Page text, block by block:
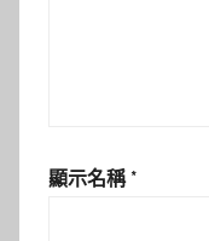
顯示名稱 *